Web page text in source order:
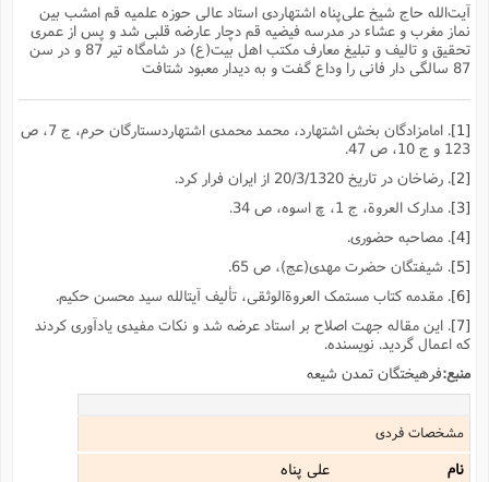
آیت‌الله حاج شیخ علی‌پناه اشتهاردی استاد عالی حوزه علمیه قم امشب بین
نماز مغرب و عشاء در مدرسه فیضیه قم دچار عارضه قلبی شد و پس از عمری
تحقیق و تالیف و تبلیغ معارف مکتب اهل بیت(ع) در شامگاه تیر 87 و در سن
87 سالگی دار فانی را وداع گفت و به دیدار معبود شتافت
. امامزادگان بخش اشتهارد، محمد محمدى اشتهاردىستارگان حرم، ج 7، ص
123 و ج 10، ص 47.
. رضاخان در تاریخ 20/3/1320 از ایران فرار کرد.
. مدارک العروة، ج 1، چ اسوه، ص 34.
. مصاحبه حضورى.
. شیفتگان حضرت مهدى(عج)، ص 65.
. مقدمه کتاب مستمک العروةالوثقى، تألیف آیتالله سید محسن حکیم.
. این مقاله جهت اصلاح بر استاد عرضه شد و نکات مفیدى یادآورى کردند
که اعمال گردید. نویسنده.
منبع:فرهیختگان تمدن شیعه
مشخصات فردی
نام
على پناه